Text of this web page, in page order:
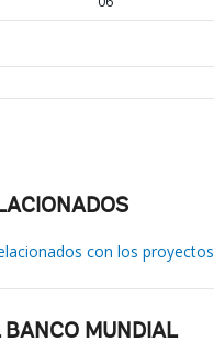
con los proyectos
BANCO MUNDIAL